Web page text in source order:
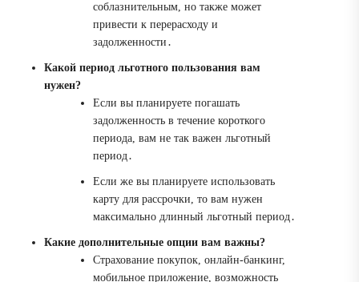
соблазнительным, но также может
привести к перерасходу и
задолженности․
Какой период льготного пользования вам
нужен?
Если вы планируете погашать
задолженность в течение короткого
периода, вам не так важен льготный
период․
Если же вы планируете использовать
карту для рассрочки, то вам нужен
максимально длинный льготный период․
Какие дополнительные опции вам важны?
Страхование покупок, онлайн-банкинг,
мобильное приложение, возможность